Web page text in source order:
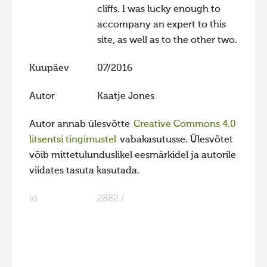
cliffs. I was lucky enough to
accompany an expert to this
site, as well as to the other two.
Kuupäev 07/2016
Autor Kaatje Jones
Autor annab ülesvõtte Creative Commons 4.0
litsentsi tingimustel vabakasutusse. Ülesvõtet
võib mittetulunduslikel eesmärkidel ja autorile
viidates tasuta kasutada.
id 2882 /